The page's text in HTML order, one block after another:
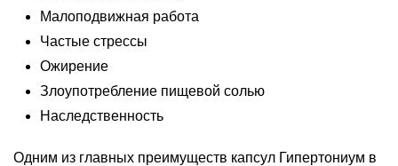
Малоподвижная работа
Частые стрессы
Ожирение
Злоупотребление пищевой солью
Наследственность
Одним из главных преимуществ капсул Гипертониум в